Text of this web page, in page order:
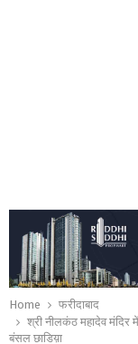
Home
फरीदाबाद